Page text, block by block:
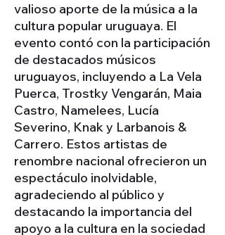
valioso aporte de la música a la
cultura popular uruguaya. El
evento contó con la participación
de destacados músicos
uruguayos, incluyendo a La Vela
Puerca, Trostky Vengarán, Maia
Castro, Namelees, Lucía
Severino, Knak y Larbanois &
Carrero. Estos artistas de
renombre nacional ofrecieron un
espectáculo inolvidable,
agradeciendo al público y
destacando la importancia del
apoyo a la cultura en la sociedad